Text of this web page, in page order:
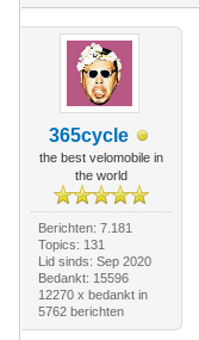
365cycle
the best velomobile in
the world
Berichten: 7.181
Topics: 131
Lid sinds: Sep 2020
Bedankt: 15596
12270 x bedankt in
5762 berichten